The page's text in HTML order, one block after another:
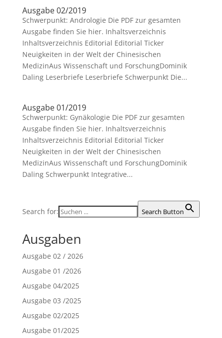
Ausgabe 02/2019
Schwerpunkt: Andrologie Die PDF zur gesamten
Ausgabe finden Sie hier. Inhaltsverzeichnis
Inhaltsverzeichnis Editorial Editorial Ticker
Neuigkeiten in der Welt der Chinesischen
MedizinAus Wissenschaft und ForschungDominik
Daling Leserbriefe Leserbriefe Schwerpunkt Die...
Ausgabe 01/2019
Schwerpunkt: Gynäkologie Die PDF zur gesamten
Ausgabe finden Sie hier. Inhaltsverzeichnis
Inhaltsverzeichnis Editorial Editorial Ticker
Neuigkeiten in der Welt der Chinesischen
MedizinAus Wissenschaft und ForschungDominik
Daling Schwerpunkt Integrative...
Search for: Search Button
Ausgaben
Ausgabe 02 / 2026
Ausgabe 01 /2026
Ausgabe 04/2025
Ausgabe 03 /2025
Ausgabe 02/2025
Ausgabe 01/2025